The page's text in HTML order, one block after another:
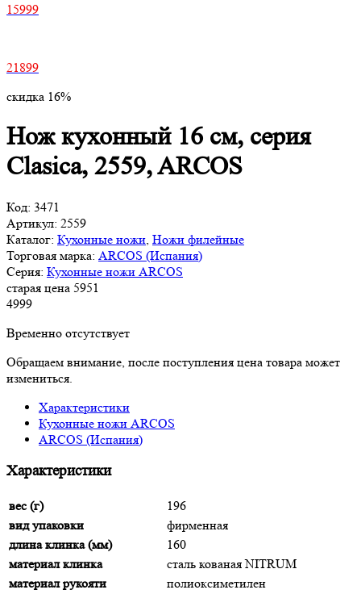
15999
21899
скидка 16%
Нож кухонный 16 см, серия
Clasica, 2559, ARCOS
Код: 3471
Артикул: 2559
Каталог: Кухонные ножи Ножи филейные
Торговая марка: ARCOS (Испания)
Серия: Кухонные ножи ARCOS
старая цена 5951
4999
Временно отсутствует
Обращаем внимание, после поступления цена товара может
измениться.
Характеристики
Кухонные ножи ARCOS
ARCOS (Испания)
Характеристики
вес (г)
196
вид упаковки
фирменная
длина клинка (мм)
160
материал клинка
сталь кованая NITRUM
материал рукояти
полиоксиметилен